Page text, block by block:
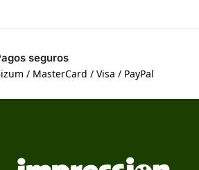
seguros
/ MasterCard / Visa / PayPal